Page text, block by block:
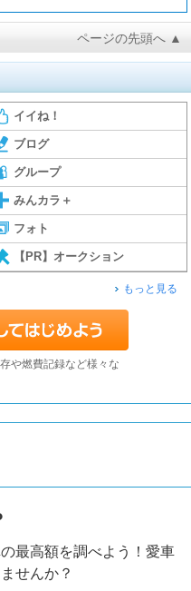
ページの先頭へ ▲
イイね！
ブログ
グループ
みんカラ＋
フォト
【PR】オークション
もっと見る
や燃費記録など様々な
最高額を調べよう！愛車
せんか？